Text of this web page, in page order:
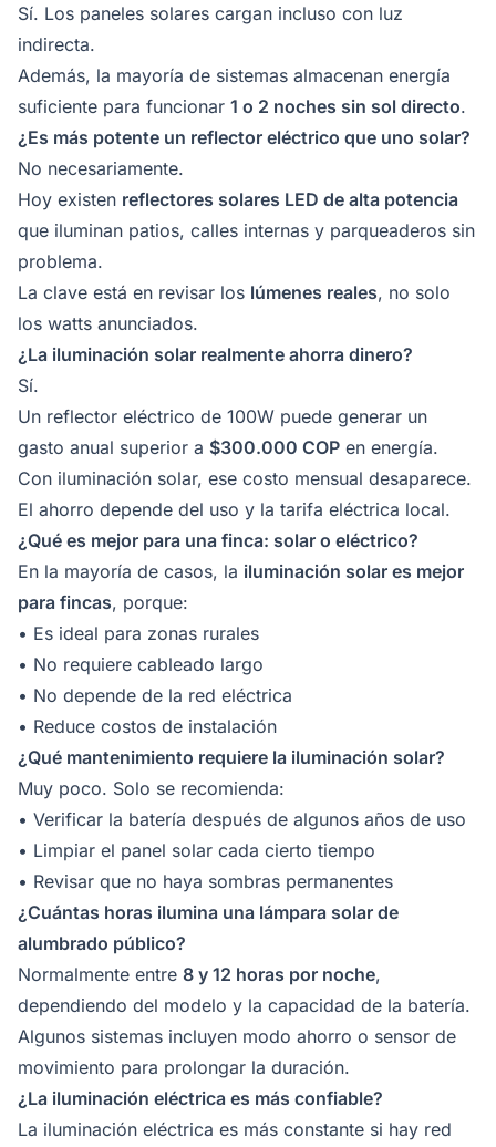
Sí. Los paneles solares cargan incluso con luz
indirecta.
Además, la mayoría de sistemas almacenan energía
suficiente para funcionar 1 o 2 noches sin sol directo.
¿Es más potente un reflector eléctrico que uno solar?
No necesariamente.
Hoy existen reflectores solares LED de alta potencia
que iluminan patios, calles internas y parqueaderos sin
problema.
La clave está en revisar los lúmenes reales, no solo
los watts anunciados.
¿La iluminación solar realmente ahorra dinero?
Sí.
Un reflector eléctrico de 100W puede generar un
gasto anual superior a $300.000 COP en energía.
Con iluminación solar, ese costo mensual desaparece.
El ahorro depende del uso y la tarifa eléctrica local.
¿Qué es mejor para una finca: solar o eléctrico?
En la mayoría de casos, la iluminación solar es mejor
para fincas, porque:
• Es ideal para zonas rurales
• No requiere cableado largo
• No depende de la red eléctrica
• Reduce costos de instalación
¿Qué mantenimiento requiere la iluminación solar?
Muy poco. Solo se recomienda:
• Verificar la batería después de algunos años de uso
• Limpiar el panel solar cada cierto tiempo
• Revisar que no haya sombras permanentes
¿Cuántas horas ilumina una lámpara solar de
alumbrado público?
Normalmente entre 8 y 12 horas por noche,
dependiendo del modelo y la capacidad de la batería.
Algunos sistemas incluyen modo ahorro o sensor de
movimiento para prolongar la duración.
¿La iluminación eléctrica es más confiable?
La iluminación eléctrica es más constante si hay red